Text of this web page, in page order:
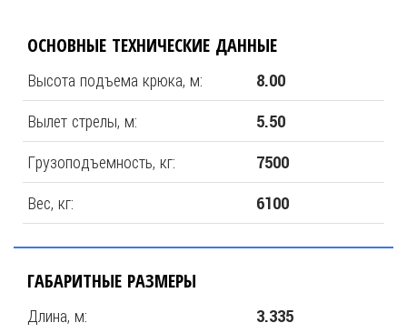
ОСНОВНЫЕ ТЕХНИЧЕСКИЕ ДАННЫЕ
Высота подъема крюка, м: 8.00
Вылет стрелы, м: 5.50
Грузоподъемность, кг: 7500
Вес, кг: 6100
ГАБАРИТНЫЕ РАЗМЕРЫ
Длина, м: 3.335